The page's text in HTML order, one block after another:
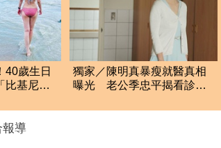
40歲生日
基尼辣
獨家／陳明真暴瘦就醫真相
曝光 老公季忠平揭看診醫
報導